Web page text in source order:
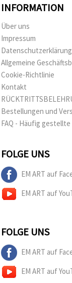
INFORMATION
Über uns
Impressum
Datenschutzerklärung
Allgemeine
Cookie-Richtlinie
Kontakt
Bestellungen und
FAQ - Häufig gestellte
FOLGE UNS
EM ART auf
EM ART auf
FOLGE UNS
EM ART auf
EM ART auf